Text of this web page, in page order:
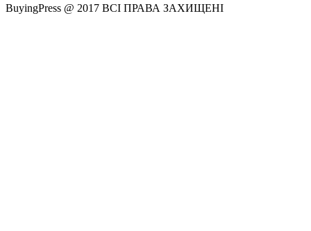
BuyingPress @ 2017 ВСІ ПРАВА ЗАХИЩЕНІ